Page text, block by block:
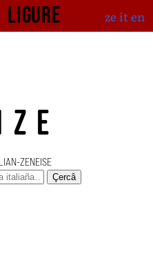
ligure ze iten
ZENEISE
Çercâ